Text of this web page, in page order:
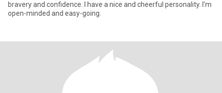
bravery and confidence. I have a nice and cheerful personality. I'm
open-minded and easy-going.